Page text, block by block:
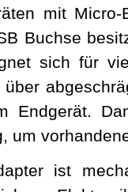
mit
Buchse
sich für
über
Endgerät.
um
ist